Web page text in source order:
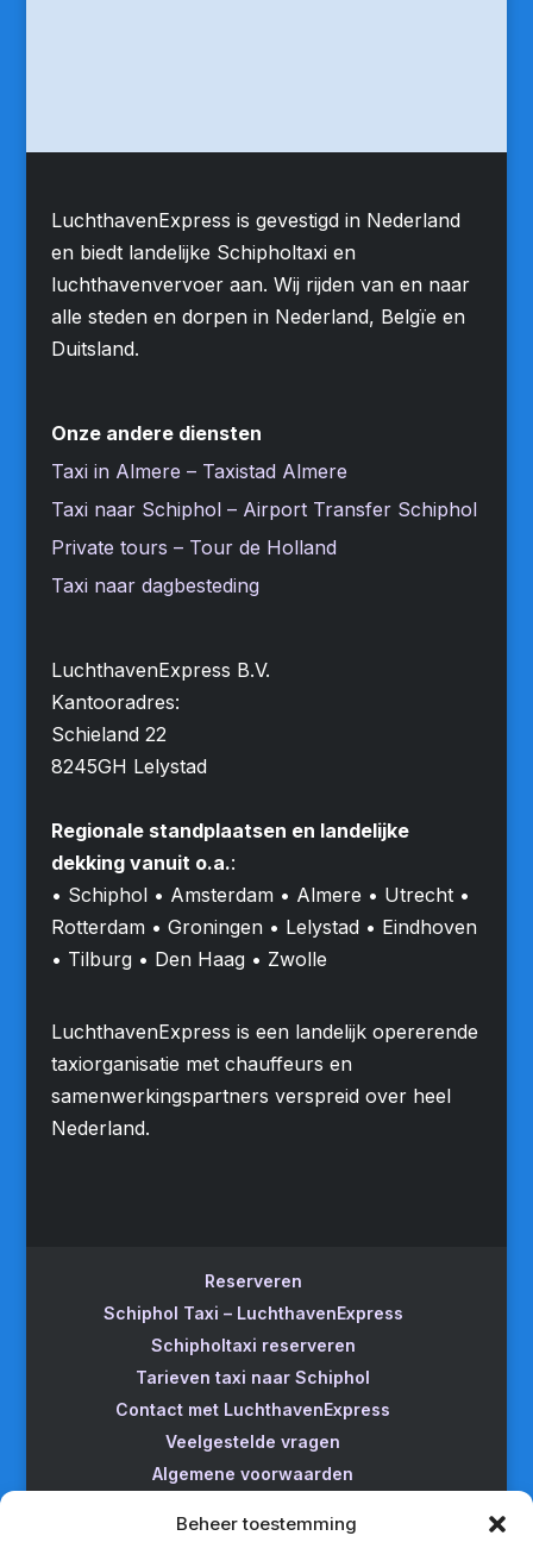
Beheer toestemming
LuchthavenExpress is gevestigd in Nederland
en biedt landelijke Schipholtaxi en
luchthavenvervoer aan. Wij rijden van en naar
alle steden en dorpen in Nederland, Belgïe en
Duitsland.
Onze andere diensten
Taxi in Almere – Taxistad Almere
Taxi naar Schiphol – Airport Transfer Schiphol
Private tours – Tour de Holland
Taxi naar dagbesteding
LuchthavenExpress B.V.
Kantooradres:
Schieland 22
8245GH Lelystad
Regionale standplaatsen en landelijke
dekking vanuit o.a.:
• Schiphol • Amsterdam • Almere • Utrecht •
Rotterdam • Groningen • Lelystad • Eindhoven
• Tilburg • Den Haag • Zwolle
LuchthavenExpress is een landelijk opererende
taxiorganisatie met chauffeurs en
samenwerkingspartners verspreid over heel
Nederland.
Reserveren
Schiphol Taxi – LuchthavenExpress
Schipholtaxi reserveren
Tarieven taxi naar Schiphol
Contact met LuchthavenExpress
Veelgestelde vragen
Algemene voorwaarden